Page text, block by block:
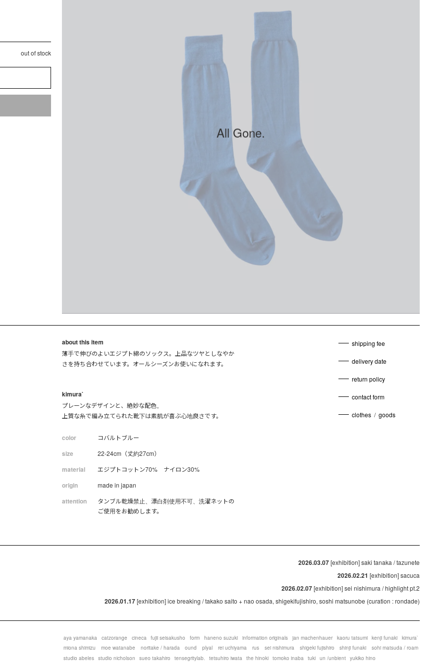
out of stock
about this item
薄手で伸びのよいエジプト綿のソックス。上品なツヤとしなやか
さを持ち合わせています。オールシーズンお使いになれます。
kimura`
プレーンなデザインと、絶妙な配色。
上質な糸で編み立てられた靴下は素肌が喜ぶ心地良さです。
color コバルトブルー
size 22-24cm（丈約27cm）
material エジプトコットン70% ナイロン30%
origin made in japan
attention
タンブル乾燥禁止、漂白剤使用不可、洗濯ネットの
ご使用をお勧めします。
shipping fee
delivery date
return policy
contact form
clothes / goods
2026.03.07[exhibition] saki tanaka / tazunete
2026.02.21 [exhibition] sacuca
2026.02.07[exhibition] sei nishimura / highlight pt.2
2026.01.17[exhibition] ice breaking / takako saito + nao osada, shigekifujishiro, soshi matsunobe (curation : rondade)
aya yamanaka catzorange cineca fujii seisakusho form haneno suzuki information originals jan machenhauer kaoru tatsumi kenji funaki
kimura`
miona shimizu
moe watanabe noritake / harada ound plyal rei uchiyama rus sei nishimura shigeki fujishiro shinji funaki
sohi matsuda / roam
studio abeles studio nicholson sueo takahiro tensegritylab. tetsuhiro iwata the hinoki tomoko inaba tuki un /unbient yukiko hino